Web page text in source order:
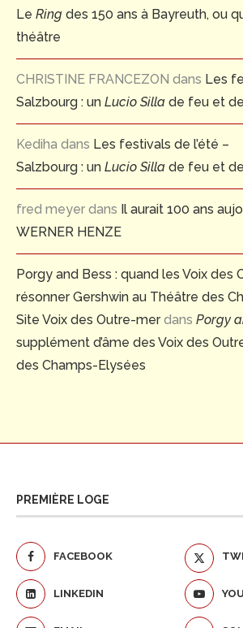
Le Ring des 150 ans à Bayreuth, ou
théâtre
CHRISTINE FRANCEZON dans Les
Salzbourg : un Lucio Silla de feu et
Kediha dans Les festivals de l’été –
Salzbourg : un Lucio Silla de feu et
fred meyer dans Il aurait 100 ans
WERNER HENZE
Porgy and Bess : quand les Voix des
résonner Gershwin au Théâtre des
Site Voix des Outre-merdans Porgy
supplément d’âme des Voix des
des Champs-Elysées
PREMIÈRE LOGE
FACEBOOK
LINKEDIN